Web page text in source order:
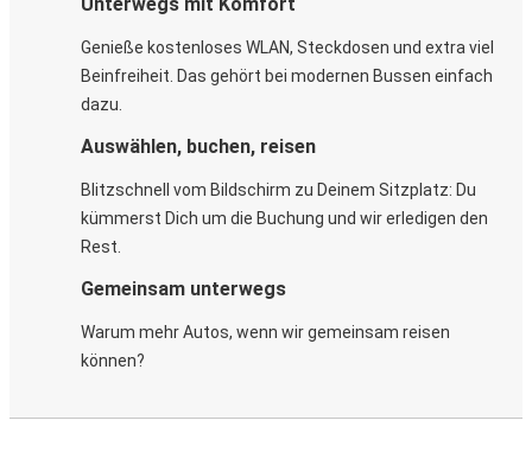
Genieße kostenloses WLAN, Steckdosen und extra viel
Beinfreiheit. Das gehört bei modernen Bussen einfach
dazu.
Auswählen, buchen, reisen
Blitzschnell vom Bildschirm zu Deinem Sitzplatz: Du
kümmerst Dich um die Buchung und wir erledigen den
Rest.
Gemeinsam unterwegs
Warum mehr Autos, wenn wir gemeinsam reisen
können?